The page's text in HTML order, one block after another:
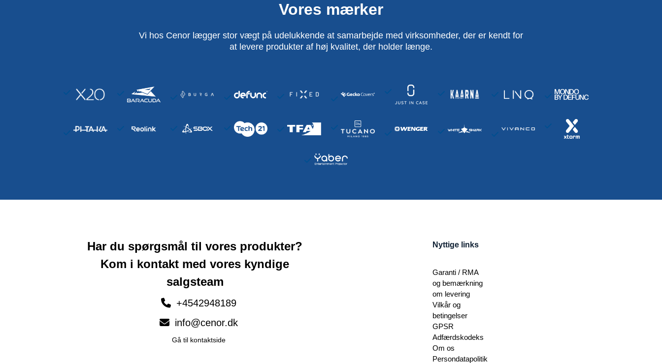
Vores mærker
Vi hos Cenor lægger stor vægt på udelukkende at samarbejde med virksomheder, der er kendt for
at levere produkter af høj kvalitet, der holder længe.
Har du spørgsmål til vores produkter?
Kom i kontakt med vores kyndige
salgsteam
+4542948189
info@cenor.dk
Gå til kontaktside
Nyttige links
Garanti / RMA
og bemærkning
om levering
Vilkår og
betingelser
GPSR
Adfærdskodeks
Om os
Persondatapolitik